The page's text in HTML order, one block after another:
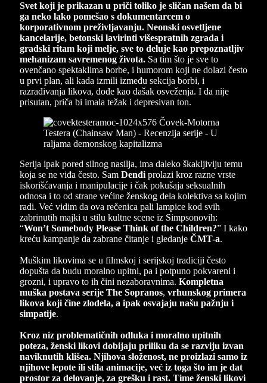
Svet koji je prikazan u priči toliko je sličan našem da bi
ga neko lako pomešao s dokumentarcem o
korporativnom preživljavanju. Neonski osvetljene
kancelarije, betonski lavirinti višespratnih zgrada i
gradski ritam koji melje, sve to deluje kao prepoznatljiv
mehanizam savremenog života. Sa tim što je sve to
ovenčano spektaklima borbe, i humorom koji ne dolazi često
u prvi plan, ali kada izmili između sekcija borbi, i
razrađivanja likova, dođe kao dašak osveženja. I da nije
prisutan, priča bi imala težak i depresivan ton.
Serija ipak pored silnog nasilja, ima daleko škakljiviju temu
koja se ne viđa često. Sam Denđi prolazi kroz razne vrste
iskorišćavanja i manipulacije i čak pokušaja seksualnih
odnosa i to od strane većine ženskog dela kolektiva sa kojim
radi. Već vidim da ova rečenica pali lampice kod svih
zabrinutih majki u stilu kultne scene iz Simpsonovih:
“Won’t Somebody Please Think of the Children?” I kako
kreću kampanje da zabrane čitanje i gledanje ČMT-a.
Muškim likovima se u filmskoj i serijskoj tradiciji često
dopušta da budu moralno upitni, pa i potpuno pokvareni i
grozni, i upravo to ih čini nezaboravnima. Kompletna
muška postava serije The Sopranos, vrhunskog primera
likova koji čine zlodela, a ipak osvajaju našu pažnju i
simpatije.
Kroz niz problematičnih odluka i moralno upitnih
poteza, ženski likovi dobijaju priliku da se razviju izvan
naviknutih klišea. Njihova složenost, ne proizlazi samo iz
njihove lepote ili stila animacije, već iz toga što im je dat
prostor za delovanje, za grešku i rast. Time ženski likovi